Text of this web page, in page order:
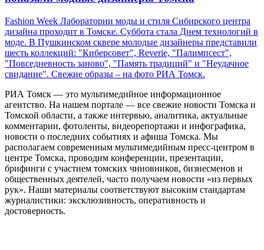
Fashion Week Лаборатории моды и стиля Сибирского центра
дизайна проходит в Томске. Суббота стала Днем технологий в
моде. В Пушкинском сквере молодые дизайнеры представили
шесть коллекций: "Киберсовет", Reverie, "Палимпсест",
"Повседневность заново", "Память традиций" и "Неудачное
свидание". Свежие образы – на фото РИА Томск.
РИА Томск — это мультимедийное информационное
агентство. На нашем портале — все свежие новости Томска и
Томской области, а также интервью, аналитика, актуальные
комментарии, фотоленты, видеорепортажи и инфографика,
новости о последних событиях и афиша Томска. Мы
располагаем современным мультимедийным пресс-центром в
центре Томска, проводим конференции, презентации,
брифинги с участием томских чиновников, бизнесменов и
общественных деятелей, часто получаем новости «из первых
рук». Наши материалы соответствуют высоким стандартам
журналистики: эксклюзивность, оперативность и
достоверность.